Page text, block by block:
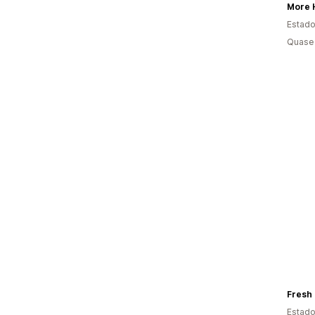
More
Fresh